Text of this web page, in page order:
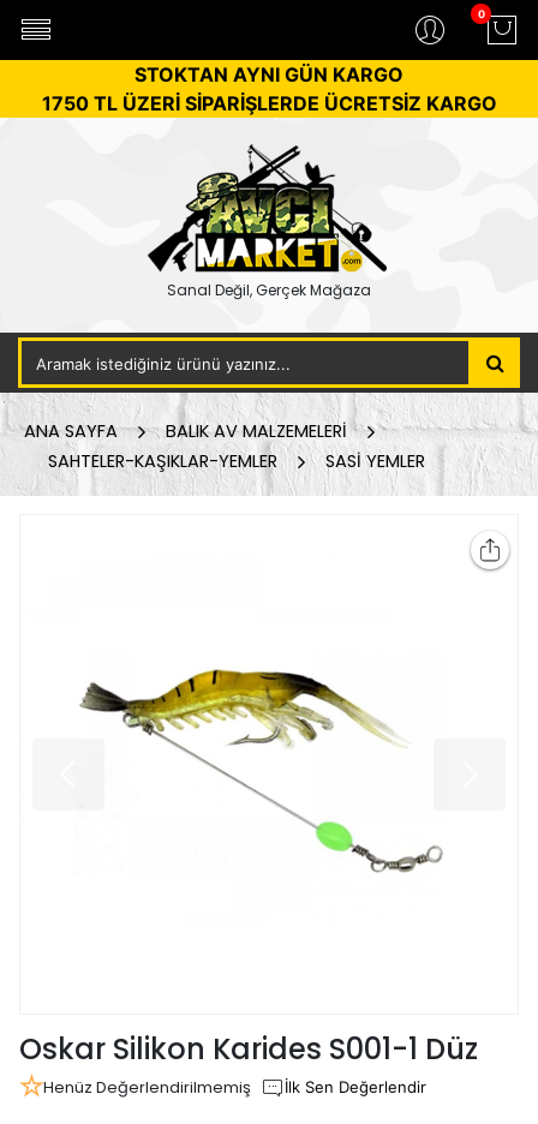
0
STOKTAN AYNI GÜN KARGO
1750 TL ÜZERİ SİPARİŞLERDE ÜCRETSİZ KARGO
Sanal Değil, Gerçek Mağaza
ANA SAYFA
BALIK AV MALZEMELERİ
SAHTELER-KAŞIKLAR-YEMLER
SASİ YEMLER
Oskar Silikon Karides S001-1 Düz
Henüz Değerlendirilmemiş İlk Sen Değerlendir